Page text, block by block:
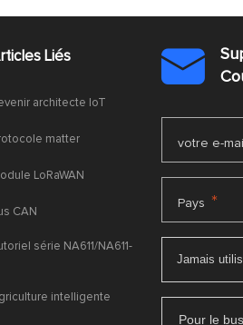
Liés
architecte IoT
matter
LoRaWAN
CAN
série NA611/NA611-
intelligente

votre e-mail
Pays *
Pour le